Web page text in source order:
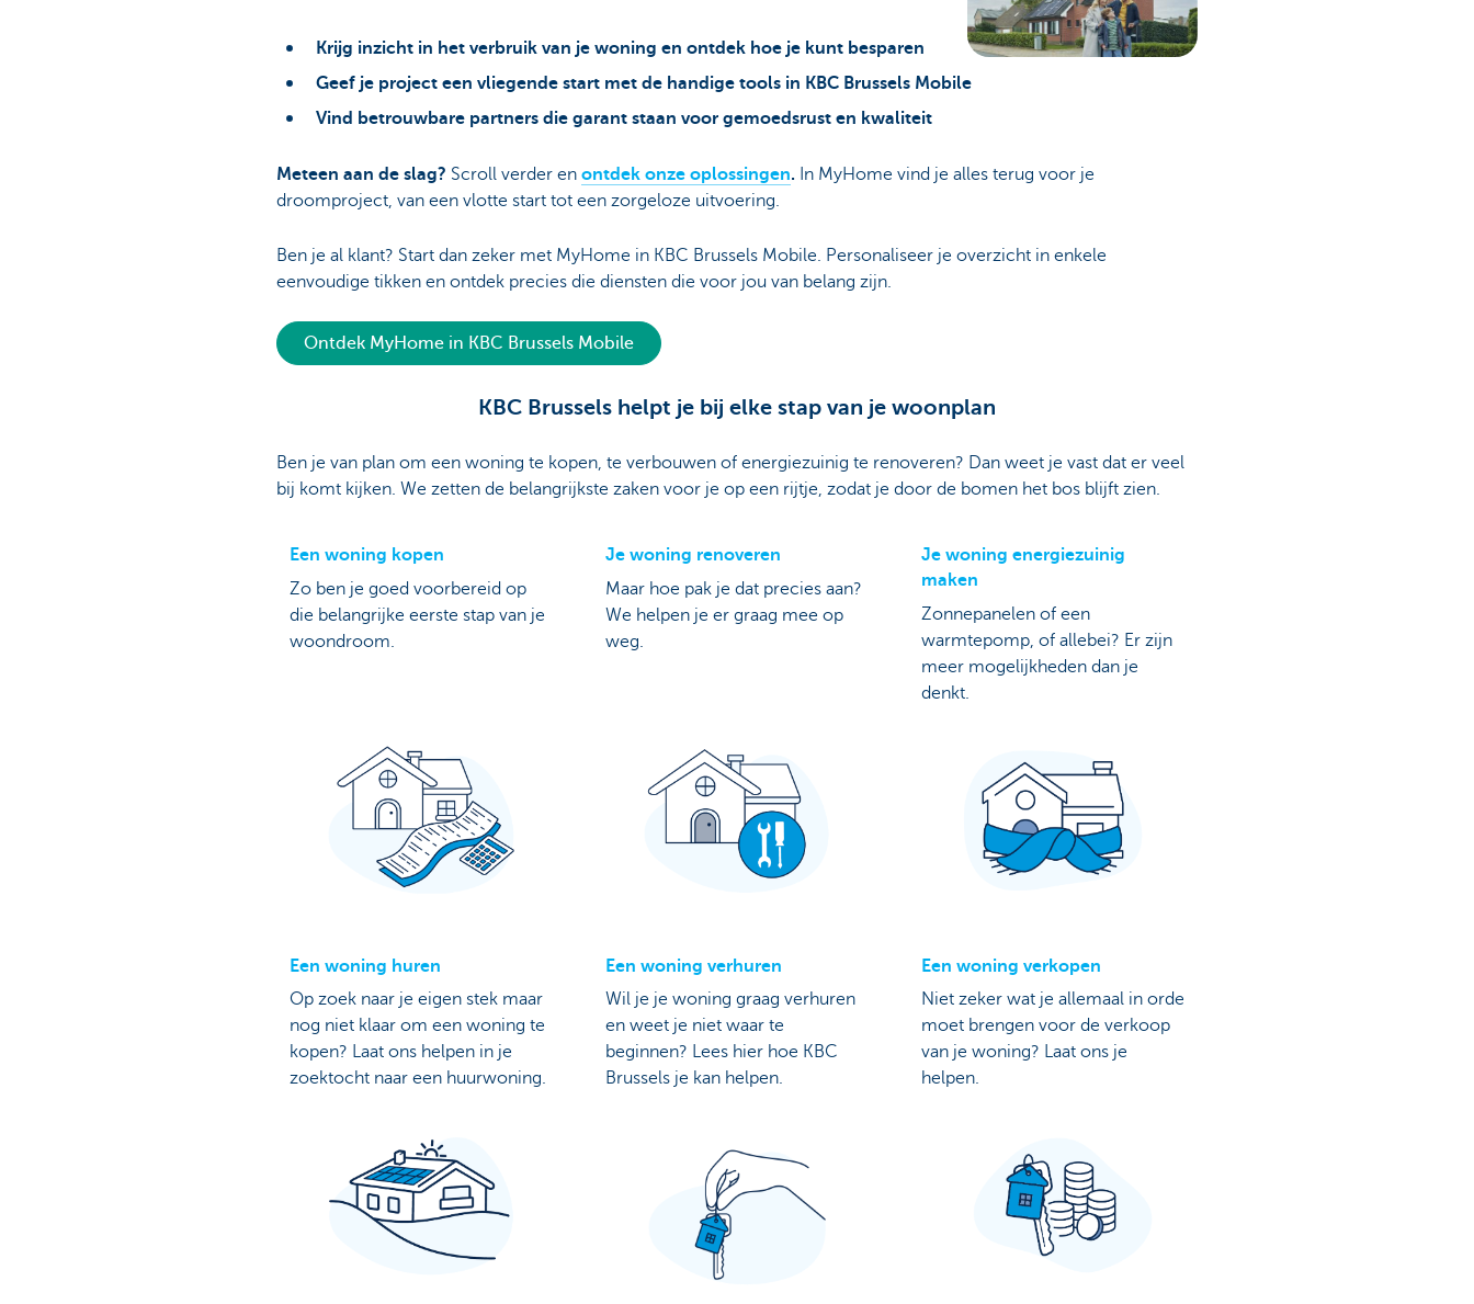
Krijg inzicht in het verbruik van je woning en ontdek hoe je kunt besparen
Geef je project een vliegende start met de handige tools in KBC Brussels Mobile
Vind betrouwbare partners die garant staan voor gemoedsrust en kwaliteit
Meteen aan de slag? Scroll verder en ontdek onze oplossingen. In MyHome vind je alles terug voor je
droomproject, van een vlotte start tot een zorgeloze uitvoering.
Ben je al klant? Start dan zeker met MyHome in KBC Brussels Mobile. Personaliseer je overzicht in enkele
eenvoudige tikken en ontdek precies die diensten die voor jou van belang zijn.
Ontdek MyHome in KBC Brussels Mobile
KBC Brussels helpt je bij elke stap van je woonplan
Ben je van plan om een woning te kopen, te verbouwen of energiezuinig te renoveren? Dan weet je vast dat er veel
bij komt kijken. We zetten de belangrijkste zaken voor je op een rijtje, zodat je door de bomen het bos blijft zien.
Een woning kopen
Zo ben je goed voorbereid op
die belangrijke eerste stap van je
woondroom.
Je woning renoveren
Maar hoe pak je dat precies aan?
We helpen je er graag mee op
weg.
Je woning energiezuinig
maken
Zonnepanelen of een
warmtepomp, of allebei? Er zijn
meer mogelijkheden dan je
denkt.
Een woning huren
Op zoek naar je eigen stek maar
nog niet klaar om een woning te
kopen? Laat ons helpen in je
zoektocht naar een huurwoning.
Een woning verhuren
Wil je je woning graag verhuren
en weet je niet waar te
beginnen? Lees hier hoe KBC
Brussels je kan helpen.
Een woning verkopen
Niet zeker wat je allemaal in orde
moet brengen voor de verkoop
van je woning? Laat ons je
helpen.